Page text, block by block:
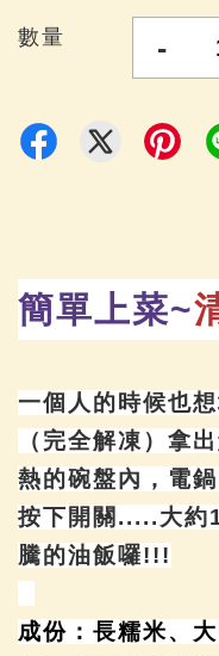
數量 -
簡單上菜~
一個人的時候也
（完全解凍）拿
熱的碗盤內，電
按下開關.....大約
騰的油飯囉!!!
成份：長糯米、